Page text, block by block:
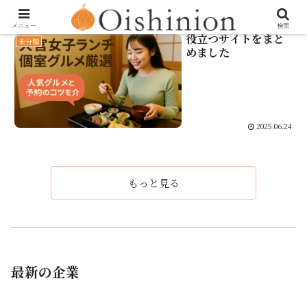
未分類
役立つサイトをまと
めました
2025.06.24
もっと見る
最新の企業
メニュー 検索